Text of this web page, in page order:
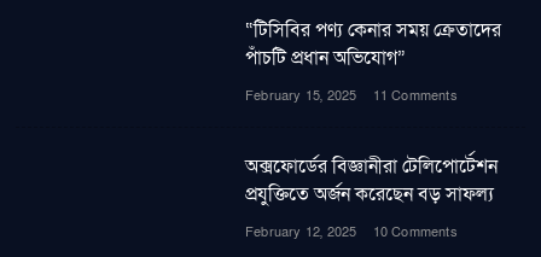
“টিসিবির পণ্য কেনার সময় ক্রেতাদের
পাঁচটি প্রধান অভিযোগ”
February 15, 2025 11 Comments
অক্সফোর্ডের বিজ্ঞানীরা টেলিপোর্টেশন
প্রযুক্তিতে অর্জন করেছেন বড় সাফল্য
February 12, 2025 10 Comments